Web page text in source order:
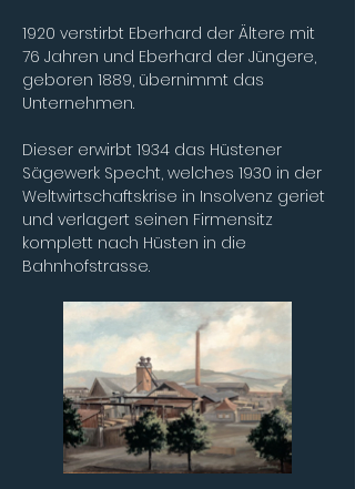
1920 verstirbt Eberhard der Ältere mit
76 Jahren und Eberhard der Jüngere,
geboren 1889, übernimmt das
Unternehmen.
Dieser erwirbt 1934 das Hüstener
Sägewerk Specht, welches 1930 in der
Weltwirtschaftskrise in Insolvenz geriet
und verlagert seinen Firmensitz
komplett nach Hüsten in die
Bahnhofstrasse.